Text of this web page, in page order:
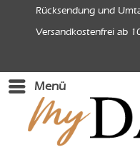
Rücksendung und
Versandkostenfrei ab
Menü